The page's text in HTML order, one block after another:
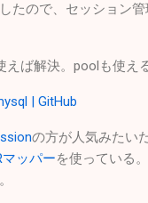
たので、セッション
ば解決。poolも使え
| GitHub
の方が人気みたい
マッパーを使っている